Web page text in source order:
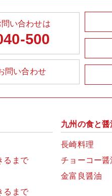
い合わせは
500
問い合わせ
るまで
るまで
九州の食と醤
長崎料理
チョーコー醤
金富良醤油